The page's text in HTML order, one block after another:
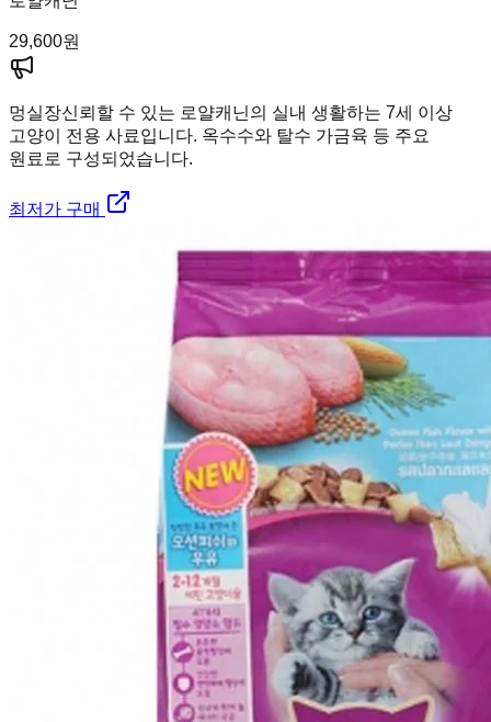
29,600원
멍실장신뢰할 수 있는 로얄캐닌의 실내 생활하는 7세 이상
고양이 전용 사료입니다. 옥수수와 탈수 가금육 등 주요
원료로 구성되었습니다.
최저가 구매